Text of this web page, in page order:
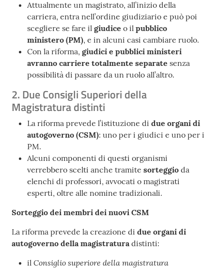
Attualmente un magistrato, all’inizio della
carriera, entra nell’ordine giudiziario e può poi
scegliere se fare il giudice o il pubblico
ministero (PM), e in alcuni casi cambiare ruolo.
Con la riforma, giudici e pubblici ministeri
avranno carriere totalmente separate senza
possibilità di passare da un ruolo all’altro.
2. Due Consigli Superiori della
Magistratura distinti
La riforma prevede l’istituzione di due organi di
autogoverno (CSM): uno per i giudici e uno per i
PM.
Alcuni componenti di questi organismi
verrebbero scelti anche tramite sorteggio da
elenchi di professori, avvocati o magistrati
esperti, oltre alle nomine tradizionali.
Sorteggio dei membri dei nuovi CSM
La riforma prevede la creazione di due organi di
autogoverno della magistratura distinti:
il Consiglio superiore della magistratura